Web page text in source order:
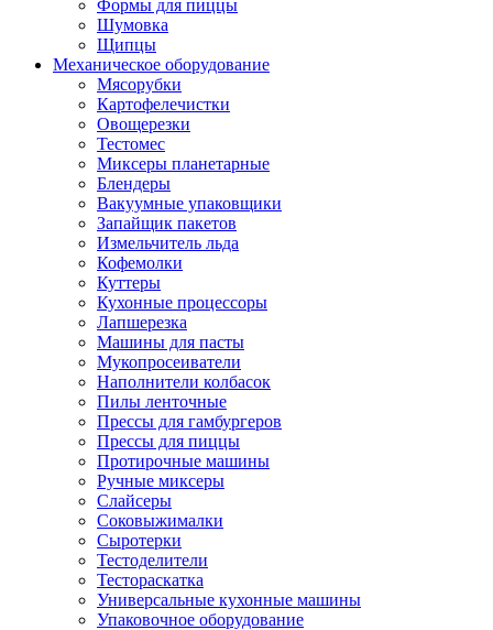
Формы для пиццы
Шумовка
Щипцы
Механическое оборудование
Мясорубки
Картофелечистки
Овощерезки
Тестомес
Миксеры планетарные
Блендеры
Вакуумные упаковщики
Запайщик пакетов
Измельчитель льда
Кофемолки
Куттеры
Кухонные процессоры
Лапшерезка
Машины для пасты
Мукопросеиватели
Наполнители колбасок
Пилы ленточные
Прессы для гамбургеров
Прессы для пиццы
Протирочные машины
Ручные миксеры
Слайсеры
Соковыжималки
Сыротерки
Тестоделители
Тестораскатка
Универсальные кухонные машины
Упаковочное оборудование